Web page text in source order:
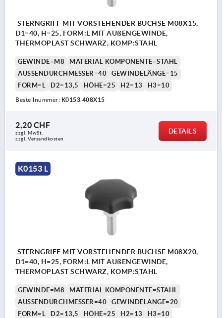
STERNGRIFF MIT VORSTEHENDER BUCHSE M08X15,
D1=40, H=25, FORM:L MIT AUßENGEWINDE,
THERMOPLAST SCHWARZ, KOMP:STAHL
GEWINDE=M8
MATERIAL KOMPONENTE=STAHL
AUSSENDURCHMESSER=40
GEWINDELÄNGE=15
FORM=L
D2=13,5 HÖHE=25 H2=13 H3=10
Bestellnummer: K0153.408X15
2,20 CHF
zzgl. MwSt.
zzgl. Versandkosten
DETAILS
K0153 L
STERNGRIFF MIT VORSTEHENDER BUCHSE M08X20,
D1=40, H=25, FORM:L MIT AUßENGEWINDE,
THERMOPLAST SCHWARZ, KOMP:STAHL
GEWINDE=M8
MATERIAL KOMPONENTE=STAHL
AUSSENDURCHMESSER=40
GEWINDELÄNGE=20
FORM=L
D2=13,5 HÖHE=25 H2=13 H3=10